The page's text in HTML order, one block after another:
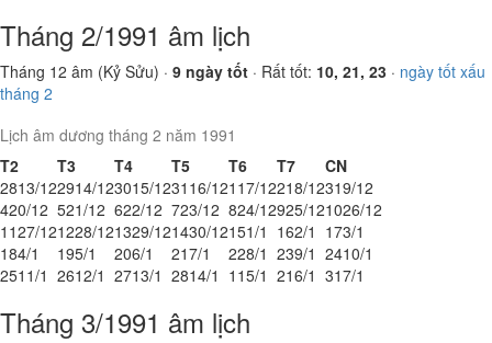
Tháng 2/1991 âm lịch
Tháng 12 âm (Kỷ Sửu) · 9 ngày tốt · Rất tốt: 10, 21, 23 · ngày tốt xấu
tháng 2
Lịch âm dương tháng 2 năm 1991
T2
T3 T4 T5 T6 T7
CN
2813/122914/123015/1231 16/121 17/12218/12319/12
420/12 521/12 622/12 723/12 824/12925/121026/12
1127/121228/121329/121430/12151/1 162/1 173/1
184/1 195/1 206/1 217/1 228/1 239/1 2410/1
2511/1 2612/1 2713/1 2814/1 1 15/1 216/1 317/1
Tháng 3/1991 âm lịch